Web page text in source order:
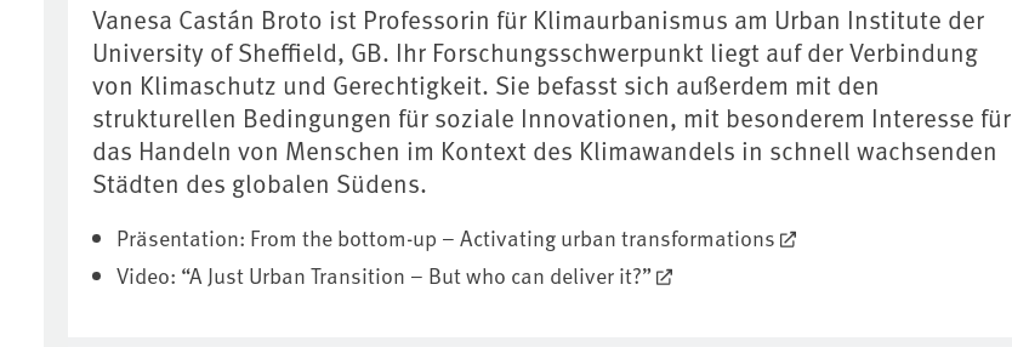
Vanesa Castán Broto ist Professorin für Klimaurbanismus am Urban Institute der
University of Sheffield, GB. Ihr Forschungsschwerpunkt liegt auf der Verbindung
von Klimaschutz und Gerechtigkeit. Sie befasst sich außerdem mit den
strukturellen Bedingungen für soziale Innovationen, mit besonderem Interesse für
das Handeln von Menschen im Kontext des Klimawandels in schnell wachsenden
Städten des globalen Südens.
Präsentation: From the bottom-up – Activating urban transformations
Video: “A Just Urban Transition – But who can deliver it?”